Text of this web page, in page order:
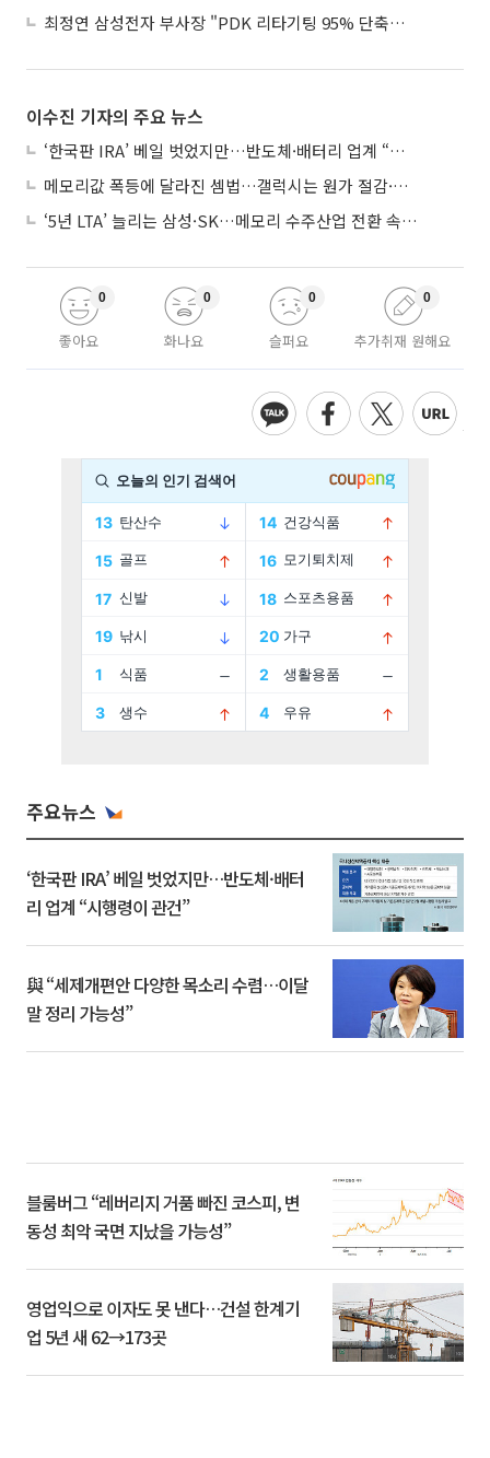
최정연 삼성전자 부사장 "PDK 리타기팅 95% 단축…에이전트 AI 시범 활용"
이수진 기자의 주요 뉴스
‘한국판 IRA’ 베일 벗었지만…반도체·배터리 업계 “시행령이 관건”
메모리값 폭등에 달라진 셈법…갤럭시는 원가 절감·아이폰은 서비스 확대
‘5년 LTA’ 늘리는 삼성·SK…메모리 수주산업 전환 속 다른 셈법
좋아요
0
화나요
0
슬퍼요
0
추가취재 원해요
0
주요뉴스
‘한국판 IRA’ 베일 벗었지만…반도체·배터
리 업계 “시행령이 관건”
與 “세제개편안 다양한 목소리 수렴…이달
말 정리 가능성”
블룸버그 “레버리지 거품 빠진 코스피, 변
동성 최악 국면 지났을 가능성”
영업익으로 이자도 못 낸다…건설 한계기
업 5년 새 62→173곳